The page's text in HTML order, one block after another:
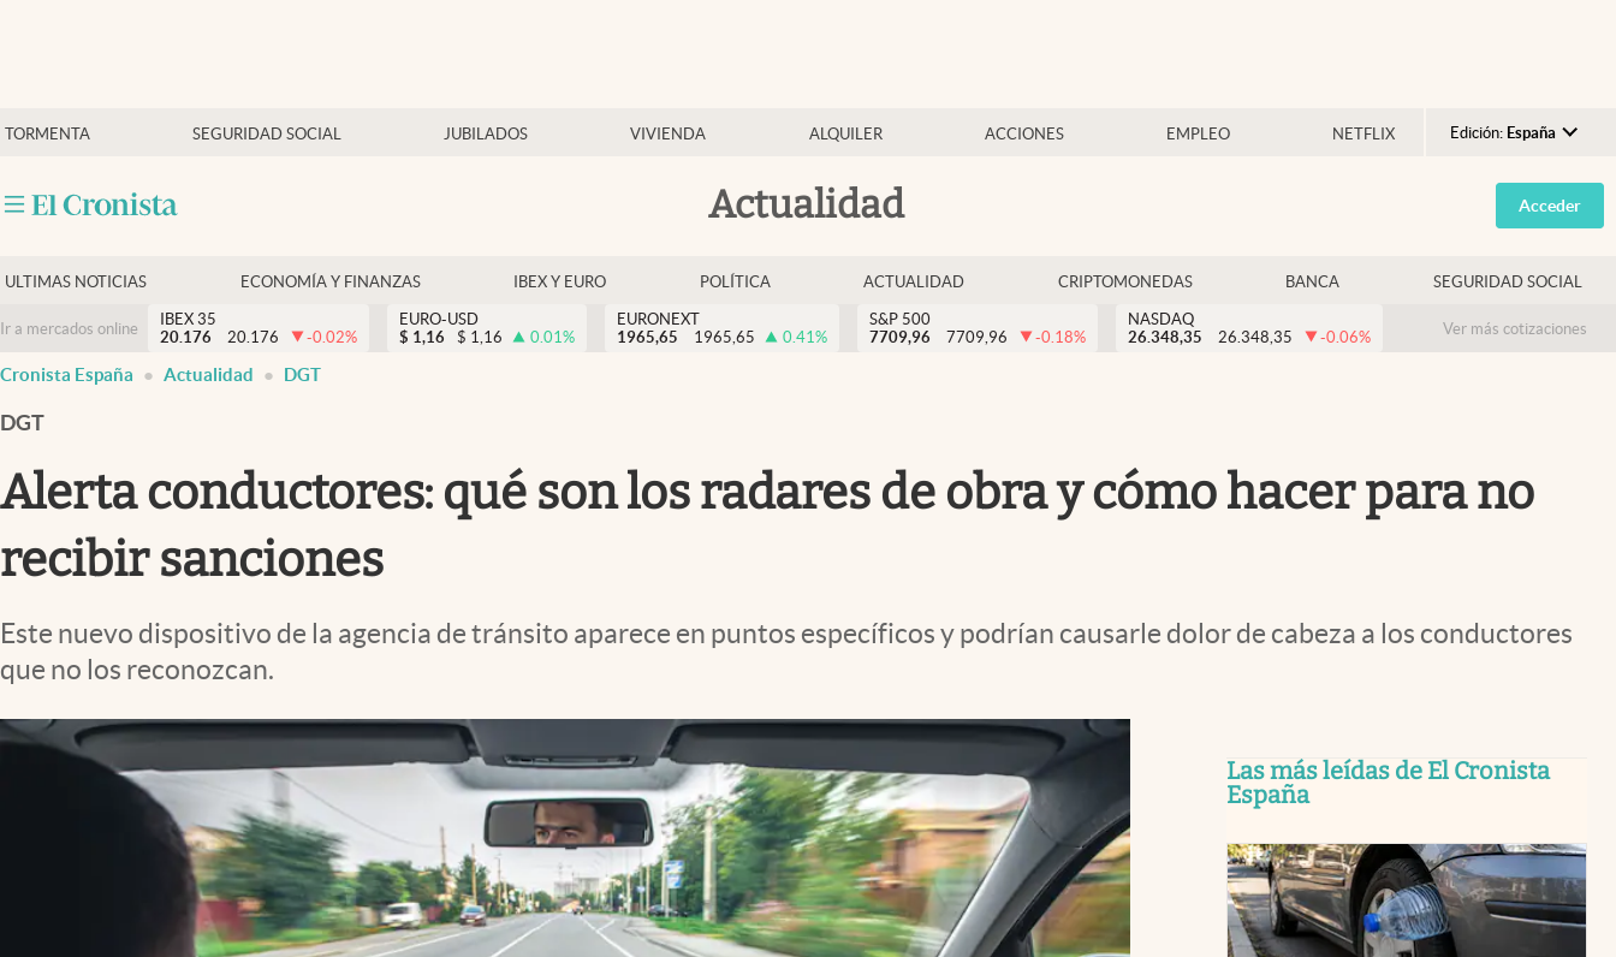
TORMENTA SEGURIDAD SOCIAL JUBILADOS VIVIENDA ALQUILER ACCIONES EMPLEO NETFLIX Edición: España
Argentina
España
USA
Colombia
Actualidad
Economía y finanzas
Criptomonedas
Acceder
ULTIMAS NOTICIAS ECONOMÍA Y FINANZAS IBEX Y EURO POLÍTICA ACTUALIDAD CRIPTOMONEDAS BANCA SEGURIDAD SOCIAL
Ir a mercados online
IBEX 35
20.176
20.176 -0.02%
EURO-USD
$ 1,16 $ 1,16 0.01%
EURONEXT
1965,65
1965,65 0.41%
S&P 500
7709,96
7709,96 -0.18%
NASDAQ
26.348,35
26.348,35 -0.06% Ver más cotizaciones
Cronista España Actualidad DGT
DGT
Alerta conductores: qué son los radares de obra y cómo hacer para no
recibir sanciones
Este nuevo dispositivo de la agencia de tránsito aparece en puntos específicos y podrían causarle dolor de cabeza a los conductores
que no los reconozcan.
Las más leídas de El Cronista
España